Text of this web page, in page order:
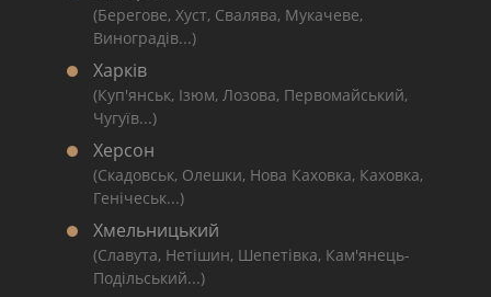
(Берегове, Хуст, Свалява, Мукачеве,
Виноградів...)
Харків
(Куп'янськ, Ізюм, Лозова, Первомайський,
Чугуїв...)
Херсон
(Скадовськ, Олешки, Нова Каховка, Каховка,
Генічеськ...)
Хмельницький
(Славута, Нетішин, Шепетівка, Кам'янець-
Подільський...)